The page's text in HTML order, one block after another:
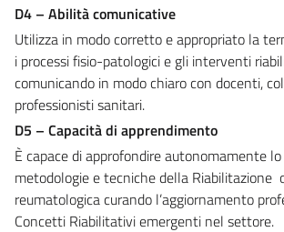
D4 – Abilità comunicative
Utilizza in modo corretto e appropriato la
i processi fisio-patologici e gli interventi
comunicando in modo chiaro con docenti,
professionisti sanitari.
D5 – Capacità di apprendimento
È capace di approfondire autonomamente
metodologie e tecniche della Riabilitazione
reumatologica curando l’aggiornamento
Concetti Riabilitativi emergenti nel settore.